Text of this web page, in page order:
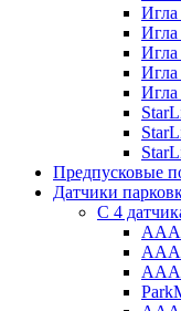
Предпусковые
Датчики
С 4